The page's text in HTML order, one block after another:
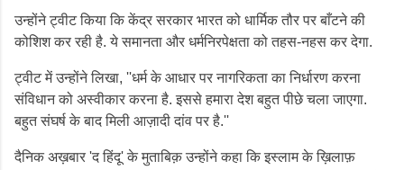
उन्होंने ट्वीट किया कि केंद्र सरकार भारत को धार्मिक तौर पर बाँटने की
कोशिश कर रही है. ये समानता और धर्मनिरपेक्षता को तहस-नहस कर देगा.
ट्वीट में उन्होंने लिखा, ''धर्म के आधार पर नागरिकता का निर्धारण करना
संविधान को अस्वीकार करना है. इससे हमारा देश बहुत पीछे चला जाएगा.
बहुत संघर्ष के बाद मिली आज़ादी दांव पर है.''
दैनिक अख़बार 'द हिंदू' के मुताबिक़ उन्होंने कहा कि इस्लाम के ख़िलाफ़